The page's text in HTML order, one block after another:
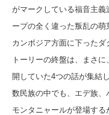
がマークしている福音主
ープの全く違った叛乱の
カンボジア方面に下った
トーリーの終盤は、まさ
開していた4つの話が集結
数民族の中でも、エデ族
モンタニャールが登場す